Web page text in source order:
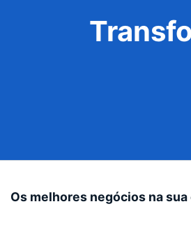
Os melhores negócios na